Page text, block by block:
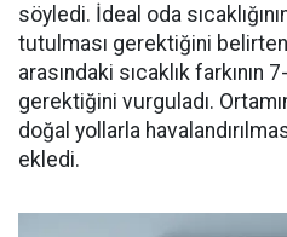
söyledi. İdeal oda
tutulması gerektiğini
arasındaki sıcaklık
gerektiğini vurguladı.
doğal yollarla
ekledi.